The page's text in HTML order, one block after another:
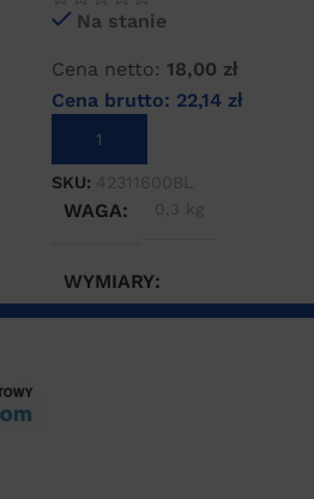
Na stanie
Cena netto: 18,00 zł
Cena brutto: 22,14 zł
DODAJ DO KOSZYKA
SKU: 42311600BL
WAGA 0,3 kg
WYMIARY